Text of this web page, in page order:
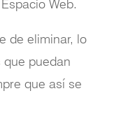
Web.
de eliminar, lo
puedan
que así se